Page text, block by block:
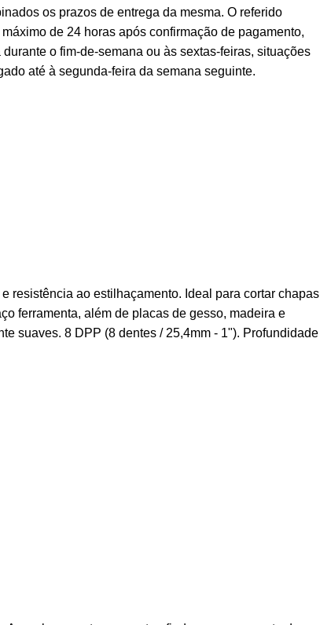
os prazos de entrega da mesma. O referido
de 24 horas após confirmação de pagamento,
o fim-de-semana ou às sextas-feiras, situações
até à segunda-feira da semana seguinte.
resistência ao estilhaçamento. Ideal para cortar chapas
ferramenta, além de placas de gesso, madeira e
suaves. 8 DPP (8 dentes / 25,4mm - 1"). Profundidade